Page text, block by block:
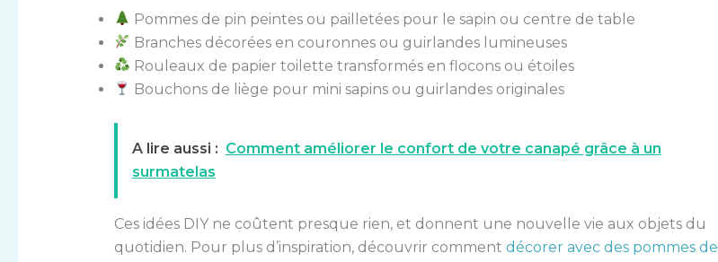
Pommes de pin peintes ou pailletées pour le sapin ou centre de table
Branches décorées en couronnes ou guirlandes lumineuses
Rouleaux de papier toilette transformés en flocons ou étoiles
Bouchons de liège pour mini sapins ou guirlandes originales
A lire aussi : Comment améliorer le confort de votre canapé grâce à un
surmatelas
Ces idées DIY ne coûtent presque rien, et donnent une nouvelle vie aux objets du
quotidien. Pour plus d’inspiration, découvrir comment décorer avec des pommes de